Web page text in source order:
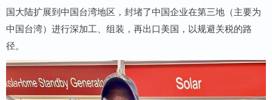
国大陆扩展到中国台湾地区，封堵了中国企业在第三地（主要为
中国台湾）进行深加工、组装，再出口美国，以规避关税的路
径。